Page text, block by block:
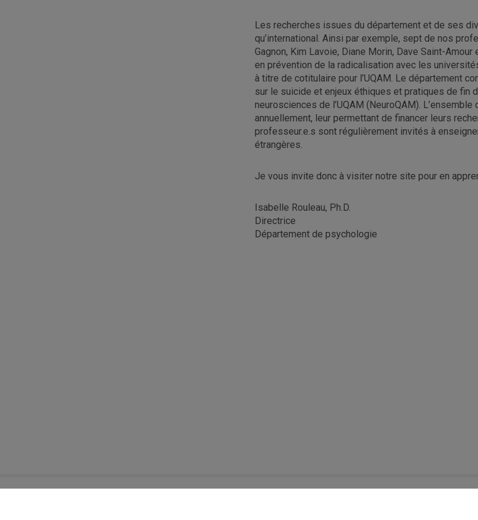
Les recherches issues du département et de ses
qu’international. Ainsi par exemple, sept de nos
Gagnon, Kim Lavoie, Diane Morin, Dave Saint-
en prévention de la radicalisation avec les
à titre de cotitulaire pour l’UQAM. Le département
sur le suicide et enjeux éthiques et pratiques de fin
neurosciences de l’UQAM (NeuroQAM).
annuellement, leur permettant de financer leurs
professeur.e.s sont régulièrement invités à
étrangères.
Je vous invite donc à visiter notre site pour en
Isabelle Rouleau, Ph.D.
Directrice
Département de psychologie